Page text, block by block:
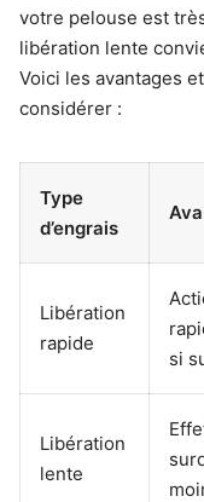
votre pelouse est
libération lente
Voici les avantages
considérer :
Type
d’engrais
Libération
rapide
si
Libération
lente